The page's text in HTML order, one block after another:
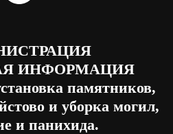
ИНФОРМАЦИЯ
памятников,
и уборка могил,
и панихида.